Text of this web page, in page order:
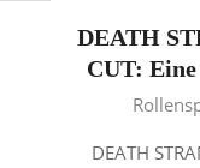
DEATH
CUT:
DEATH